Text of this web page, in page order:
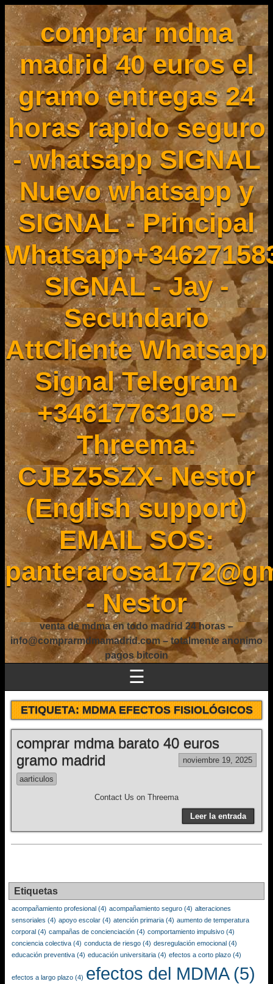
comprar mdma
madrid 40 euros el
gramo entregas 24
horas rapido seguro
- whatsapp SIGNAL
Nuevo whatsapp y
SIGNAL - Principal
SIGNAL - Jay -
Secundario
AttCliente Whatsapp
Signal Telegram
+34617763108 –
Threema:
CJBZ5SZX- Nestor
(English support)
EMAIL SOS:
- Nestor
venta de mdma en todo madrid 24 horas –
info@comprarmdmamadrid.com – totalmente anonimo
pagos bitcoin
☰
ETIQUETA:MDMA EFECTOS FISIOLÓGICOS
comprar mdma barato 40 euros
gramo madrid
noviembre 19, 2025
aarticulos
Contact Us on Threema
Leer la entrada
Etiquetas
acompañamiento profesional (4) acompañamiento seguro (4) alteraciones
sensoriales (4) apoyo escolar (4) atención primaria (4) aumento de temperatura
corporal (4) campañas de concienciación (4) comportamiento impulsivo (4)
conciencia colectiva (4) conducta de riesgo (4) desregulación emocional (4)
educación preventiva (4) educación universitaria (4) efectos a corto plazo (4)
efectos a largo plazo (4) efectos del MDMA(5)